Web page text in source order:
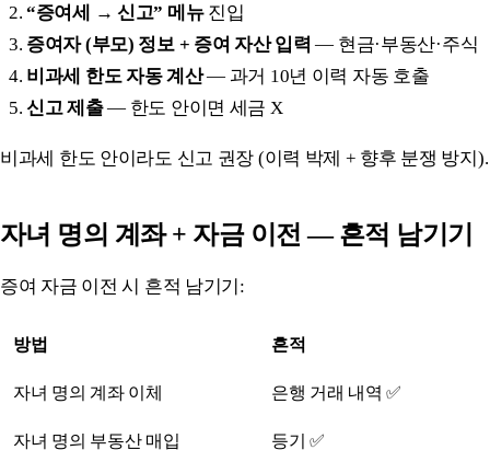
“증여세 → 신고” 메뉴진입
증여자 (부모) 정보 + 증여 자산 입력 — 현금·부동산·주식
비과세 한도 자동 계산— 과거 10년 이력 자동 호출
신고 제출— 한도 안이면 세금 X
비과세 한도 안이라도 신고 권장 (이력 박제 + 향후 분쟁 방지).
자녀 명의 계좌 + 자금 이전 — 흔적 남기기
증여 자금 이전 시 흔적 남기기:
방법 흔적
자녀 명의 계좌 이체 은행 거래 내역 ✅
자녀 명의 부동산 매입 등기 ✅